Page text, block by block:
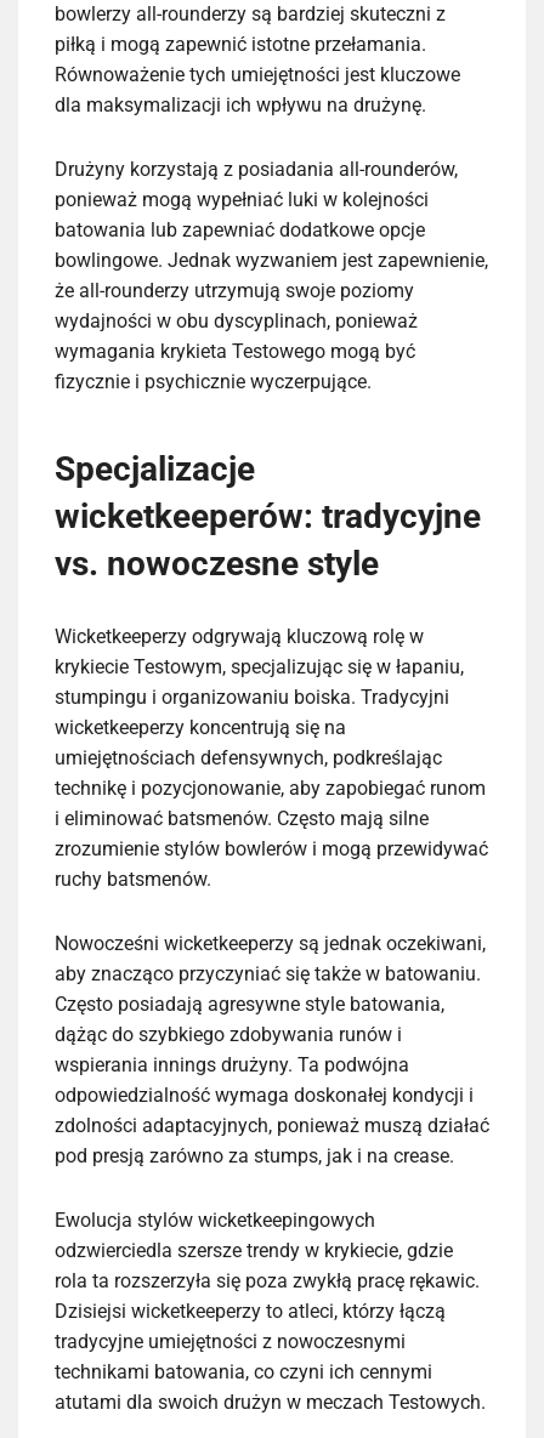
bowlerzy all-rounderzy są bardziej skuteczni z
piłką i mogą zapewnić istotne przełamania.
Równoważenie tych umiejętności jest kluczowe
dla maksymalizacji ich wpływu na drużynę.
Drużyny korzystają z posiadania all-rounderów,
ponieważ mogą wypełniać luki w kolejności
batowania lub zapewniać dodatkowe opcje
bowlingowe. Jednak wyzwaniem jest zapewnienie,
że all-rounderzy utrzymują swoje poziomy
wydajności w obu dyscyplinach, ponieważ
wymagania krykieta Testowego mogą być
fizycznie i psychicznie wyczerpujące.
Specjalizacje
wicketkeeperów: tradycyjne
vs. nowoczesne style
Wicketkeeperzy odgrywają kluczową rolę w
krykiecie Testowym, specjalizując się w łapaniu,
stumpingu i organizowaniu boiska. Tradycyjni
wicketkeeperzy koncentrują się na
umiejętnościach defensywnych, podkreślając
technikę i pozycjonowanie, aby zapobiegać runom
i eliminować batsmenów. Często mają silne
zrozumienie stylów bowlerów i mogą przewidywać
ruchy batsmenów.
Nowocześni wicketkeeperzy są jednak oczekiwani,
aby znacząco przyczyniać się także w batowaniu.
Często posiadają agresywne style batowania,
dążąc do szybkiego zdobywania runów i
wspierania innings drużyny. Ta podwójna
odpowiedzialność wymaga doskonałej kondycji i
zdolności adaptacyjnych, ponieważ muszą działać
pod presją zarówno za stumps, jak i na crease.
Ewolucja stylów wicketkeepingowych
odzwierciedla szersze trendy w krykiecie, gdzie
rola ta rozszerzyła się poza zwykłą pracę rękawic.
Dzisiejsi wicketkeeperzy to atleci, którzy łączą
tradycyjne umiejętności z nowoczesnymi
technikami batowania, co czyni ich cennymi
atutami dla swoich drużyn w meczach Testowych.